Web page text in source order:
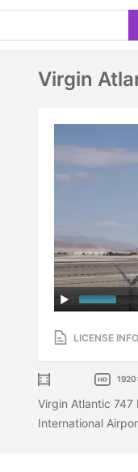
Virgin
LICENSE INFO
Virgin Atlantic 747
International